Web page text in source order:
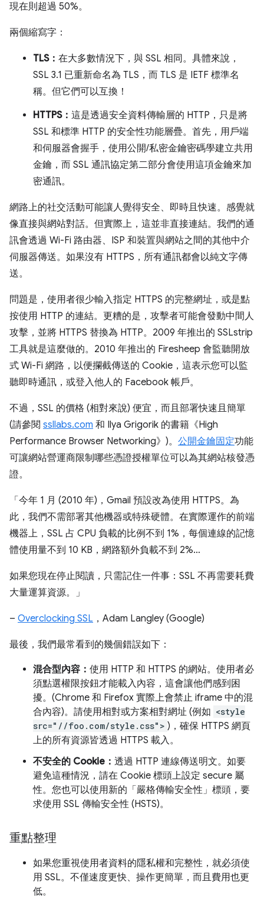
現在則超過 50%。
兩個縮寫字：
TLS： 在大多數情況下，與 SSL 相同。具體來說，
SSL 3.1 已重新命名為 TLS，而 TLS 是 IETF 標準名
稱。但它們可以互換！
HTTPS： 這是透過安全資料傳輸層的 HTTP，只是將
SSL 和標準 HTTP 的安全性功能層疊。首先，用戶端
和伺服器會握手，使用公開/私密金鑰密碼學建立共用
金鑰，而 SSL 通訊協定第二部分會使用這項金鑰來加
密通訊。
網路上的社交活動可能讓人覺得安全、即時且快速。感覺就
像直接與網站對話。但實際上，這並非直接連結。我們的通
訊會透過 Wi-Fi 路由器、ISP 和裝置與網站之間的其他中介
伺服器傳送。如果沒有 HTTPS，所有通訊都會以純文字傳
送。
問題是，使用者很少輸入指定 HTTPS 的完整網址，或是點
按使用 HTTP 的連結。更糟的是，攻擊者可能會發動中間人
攻擊，並將 HTTPS 替換為 HTTP。2009 年推出的 SSLstrip
工具就是這麼做的。2010 年推出的 Firesheep 會監聽開放
式 Wi-Fi 網路，以便攔截傳送的 Cookie，這表示您可以監
聽即時通訊，或登入他人的 Facebook 帳戶。
不過，SSL 的價格 (相對來說) 便宜，而且部署快速且簡單
(請參閱 ssllabs.com 和 Ilya Grigorik 的書籍《High
Performance Browser Networking》)。 公開金鑰固定功能
可讓網站營運商限制哪些憑證授權單位可以為其網站核發憑
證。
「今年 1 月 (2010 年)，Gmail 預設改為使用 HTTPS。為
此，我們不需部署其他機器或特殊硬體。在實際運作的前端
機器上，SSL 占 CPU 負載的比例不到 1%，每個連線的記憶
體使用量不到 10 KB，網路額外負載不到 2%…
如果您現在停止閱讀，只需記住一件事：SSL 不再需要耗費
大量運算資源。」
– Overclocking SSL ，Adam Langley (Google)
最後，我們最常看到的幾個錯誤如下：
混合型內容： 使用 HTTP 和 HTTPS 的網站。使用者必
須點選權限按鈕才能載入內容，這會讓他們感到困
擾。(Chrome 和 Firefox 實際上會禁止 iframe 中的混
合內容)。請使用相對或方案相對網址 (例如 <style
src="//foo.com/style.css"> )，確保 HTTPS 網頁
上的所有資源皆透過 HTTPS 載入。
不安全的 Cookie： 透過 HTTP 連線傳送明文。如要
避免這種情況，請在 Cookie 標頭上設定 secure 屬
性。您也可以使用新的「嚴格傳輸安全性」標頭，要
求使用 SSL 傳輸安全性 (HSTS)。
重點整理
如果您重視使用者資料的隱私權和完整性，就必須使
用 SSL。不僅速度更快、操作更簡單，而且費用也更
低。